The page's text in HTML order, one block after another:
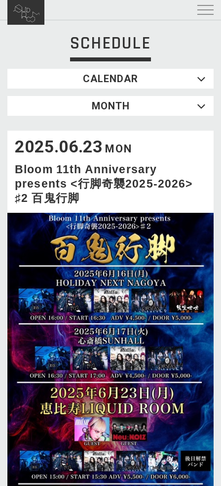
SCHEDULE
CALENDAR
WED
2
3 4 5
16
17 18 19 20
23
24 25 26 27 28
29
30
31
MONTH
2025.06.23 MON
Bloom 11th Anniversary
presents <行脚奇襲2025-2026>
♯2 百鬼行脚